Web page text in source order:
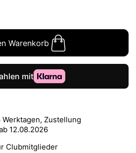
Warenkorb
Zustellung
12.08.2026
Clubmitglieder